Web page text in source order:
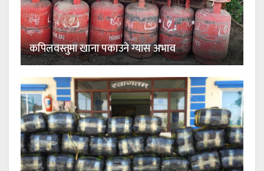
कपिलवस्तुमा खाना पकाउने ग्यास अभाव